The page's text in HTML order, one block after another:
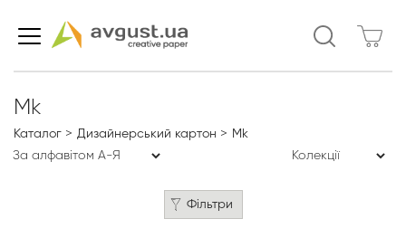
Фільтри
Mk
Каталог Дизайнерський картон Mk